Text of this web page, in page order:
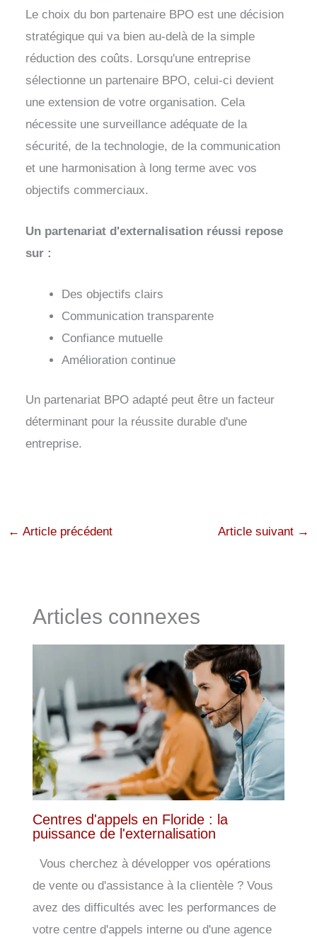
Le choix du bon partenaire BPO est une décision
stratégique qui va bien au-delà de la simple
réduction des coûts. Lorsqu'une entreprise
sélectionne un partenaire BPO, celui-ci devient
une extension de votre organisation. Cela
nécessite une surveillance adéquate de la
sécurité, de la technologie, de la communication
et une harmonisation à long terme avec vos
objectifs commerciaux.
Un partenariat d'externalisation réussi repose
sur :
Des objectifs clairs
Communication transparente
Confiance mutuelle
Amélioration continue
Un partenariat BPO adapté peut être un facteur
déterminant pour la réussite durable d'une
entreprise.
← Article précédent Article suivant →
Articles connexes
Centres d'appels en Floride : la
puissance de l'externalisation
Vous cherchez à développer vos opérations
de vente ou d'assistance à la clientèle ? Vous
avez des difficultés avec les performances de
votre centre d'appels interne ou d'une agence